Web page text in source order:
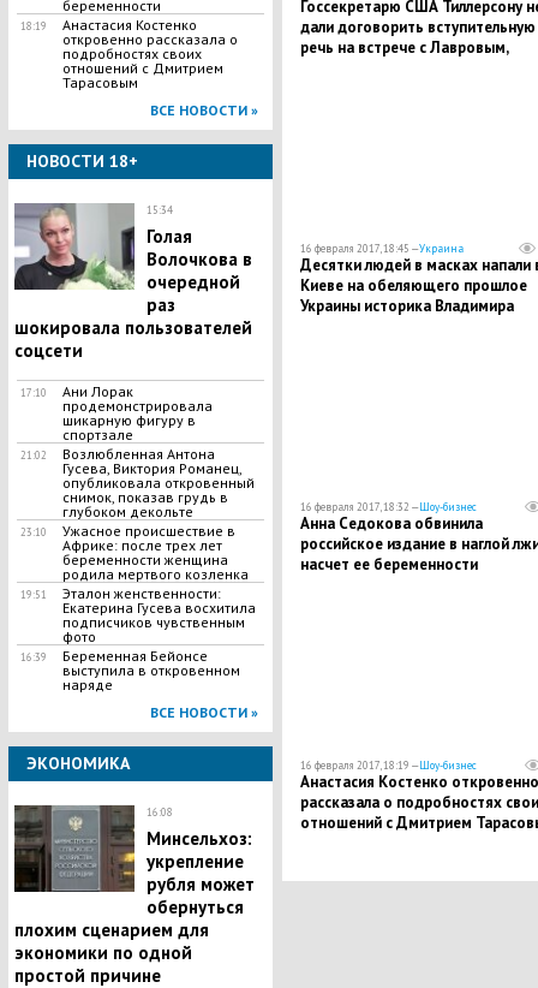
беременности
18:19
Анастасия Костенко
откровенно рассказала о
подробностях своих
отношений с Дмитрием
Тарасовым
ВСЕ НОВОСТИ »
НОВОСТИ 18+
15:34
Голая
Волочкова в
очередной
раз
шокировала пользователей
соцсети
17:10
Ани Лорак
продемонстрировала
шикарную фигуру в
спортзале
21:02
Возлюбленная Антона
Гусева, Виктория Романец,
опубликовала откровенный
снимок, показав грудь в
глубоком декольте
23:10
Ужасное происшествие в
Африке: после трех лет
беременности женщина
родила мертвого козленка
19:51
Эталон женственности:
Екатерина Гусева восхитила
подписчиков чувственным
фото
16:39
Беременная Бейонсе
выступила в откровенном
наряде
ВСЕ НОВОСТИ »
ЭКОНОМИКА
16:08
Минсельхоз:
укрепление
рубля может
обернуться
плохим сценарием для
экономики по одной
простой причине
Госсекретарю США Тиллерсону
дали договорить вступительную
речь на встрече с Лавровым,
16 февраля 2017, 18:45 —Украина
Десятки людей в масках напали
Киеве на обеляющего прошлое
Украины историка Владимира
16 февраля 2017, 18:32 —Шоу-бизнес
Анна Седокова обвинила
российское издание в наглой
насчет ее беременности
16 февраля 2017, 18:19 —Шоу-бизнес
Анастасия Костенко откровенно
рассказала о подробностях
отношений с Дмитрием